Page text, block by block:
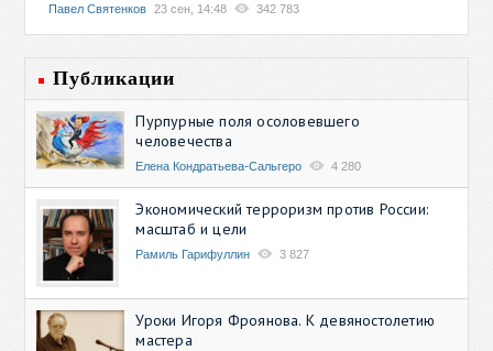
Павел Святенков 23 сен, 14:48 342 783
Публикации
Пурпурные поля осоловевшего
человечества
Елена Кондратьева-Сальгеро 4 280
Экономический терроризм против России:
масштаб и цели
Рамиль Гарифуллин 3 827
Уроки Игоря Фроянова. К девяностолетию
мастера